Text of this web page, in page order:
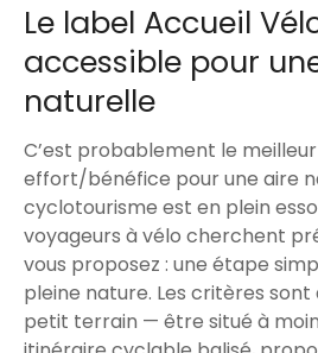
Le label Accueil
accessible pour
naturelle
C’est probablement le
effort/bénéfice pour une aire
cyclotourisme est en plein
voyageurs à vélo cherchent
vous proposez : une étape
pleine nature. Les critères sont
petit terrain — être situé à